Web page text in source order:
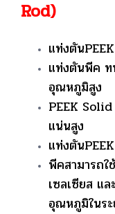
Rod)
แท่งตัน
แท่งตันพีค ท
อุณหภูมิสูง
PEEK
แน่นสูง
แท่งตัน
พีคสามารถ
เซลเซียส แ
อุณหภูมิในระ